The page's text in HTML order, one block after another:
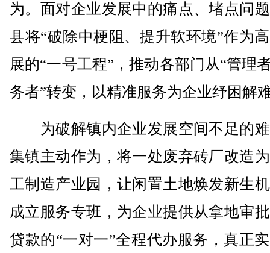
为。面对企业发展中的痛点、堵点问
县将“破除中梗阻、提升软环境”作为
展的“一号工程”，推动各部门从“管理
务者”转变，以精准服务为企业纾困解
为破解镇内企业发展空间不足的
集镇主动作为，将一处废弃砖厂改造
工制造产业园，让闲置土地焕发新生
成立服务专班，为企业提供从拿地审
贷款的“一对一”全程代办服务，真正